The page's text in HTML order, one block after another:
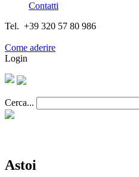
Contatti
Tel. +39 320 57 80 986
Come aderire
Login
Cerca...
Astoi